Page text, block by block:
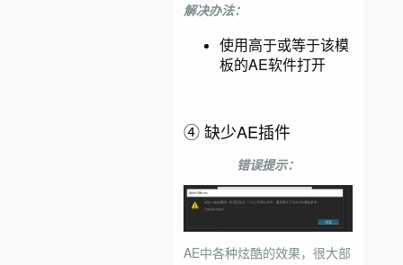
解决办法：
使用高于或等于该模
板的AE软件打开
④ 缺少AE插件
错误提示：
AE中各种炫酷的效果，很大部